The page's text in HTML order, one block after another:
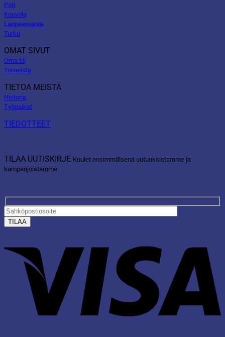
Pori
Kouvola
Lappeenranta
Turku
OMAT SIVUT
Oma tili
Toivelista
TIETOA MEISTÄ
Historia
Työpaikat
TIEDOTTEET
TILAA UUTISKIRJE Kuulet ensimmäisenä uutuuksistamme ja
kampanjoistamme